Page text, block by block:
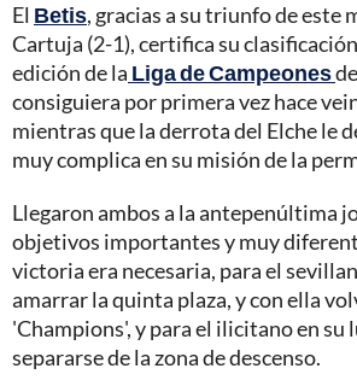
El Betis, gracias a su triunfo de este
Cartuja (2-1), certifica su
edición de la Liga de Campeones
consiguiera por primera vez hace
mientras que la derrota del Elche le
muy complica en su misión de la
Llegaron ambos a la antepenúltima
objetivos importantes y muy
victoria era necesaria, para el
amarrar la quinta plaza, y con ella
'Champions', y para el ilicitano en su
separarse de la zona de descenso.